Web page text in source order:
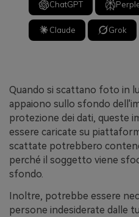
ChatGPT
Claude Grok
Quando si scattano foto in
appaiono sullo sfondo
protezione dei dati, queste
essere caricate su
scattate potrebbero
perché il soggetto viene
sfondo.
Inoltre, potrebbe essere
persone indesiderate dalle